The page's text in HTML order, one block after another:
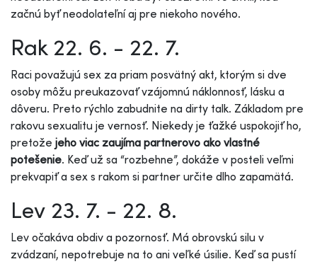
začnú byť neodolateľní aj pre niekoho nového.
Rak 22. 6. - 22. 7.
Raci považujú sex za priam posvätný akt, ktorým si dve
osoby môžu preukazovať vzájomnú náklonnosť, lásku a
dôveru. Preto rýchlo zabudnite na dirty talk. Základom pre
rakovu sexualitu je vernosť. Niekedy je ťažké uspokojiť ho,
pretože jeho viac zaujíma partnerovo ako vlastné
potešenie. Keď už sa “rozbehne”, dokáže v posteli veľmi
prekvapiť a sex s rakom si partner určite dlho zapamätá.
Lev 23. 7. - 22. 8.
Lev očakáva obdiv a pozornosť. Má obrovskú silu v
zvádzaní, nepotrebuje na to ani veľké úsilie. Keď sa pustí